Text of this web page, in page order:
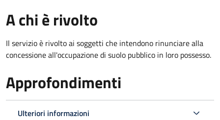
A chi è rivolto
Il servizio è rivolto ai soggetti che intendono rinunciare alla
concessione all'occupazione di suolo pubblico in loro possesso.
Approfondimenti
Ulteriori informazioni